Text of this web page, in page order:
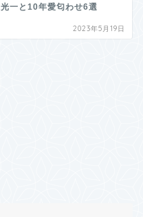
光一と10年愛匂わせ6選
2023年5月19日